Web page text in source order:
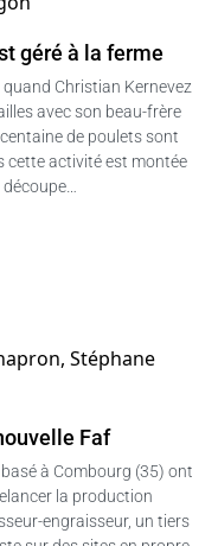
géré à la ferme
Christian Kernevez
avec son beau-frère
de poulets sont
cette activité est montée
Faf
à Combourg (35) ont
la production
engraisseur, un tiers